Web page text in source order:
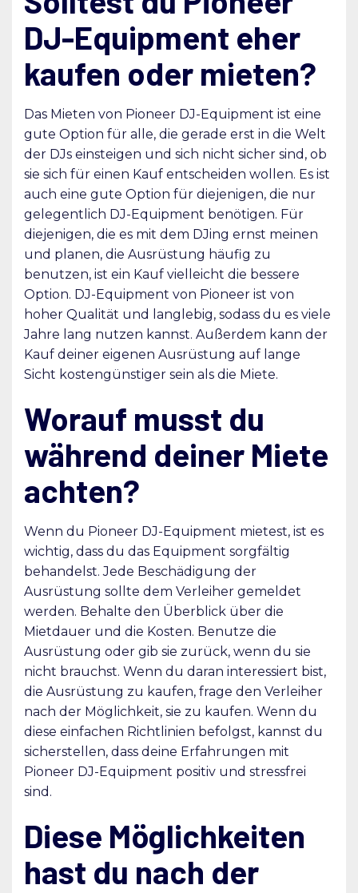
DJ-Equipment eher
kaufen oder mieten?
Das Mieten von Pioneer DJ-Equipment ist eine
gute Option für alle, die gerade erst in die Welt
der DJs einsteigen und sich nicht sicher sind, ob
sie sich für einen Kauf entscheiden wollen. Es ist
auch eine gute Option für diejenigen, die nur
gelegentlich DJ-Equipment benötigen. Für
diejenigen, die es mit dem DJing ernst meinen
und planen, die Ausrüstung häufig zu
benutzen, ist ein Kauf vielleicht die bessere
Option. DJ-Equipment von Pioneer ist von
hoher Qualität und langlebig, sodass du es viele
Jahre lang nutzen kannst. Außerdem kann der
Kauf deiner eigenen Ausrüstung auf lange
Sicht kostengünstiger sein als die Miete.
Worauf musst du
während deiner Miete
achten?
Wenn du Pioneer DJ-Equipment mietest, ist es
wichtig, dass du das Equipment sorgfältig
behandelst. Jede Beschädigung der
Ausrüstung sollte dem Verleiher gemeldet
werden. Behalte den Überblick über die
Mietdauer und die Kosten. Benutze die
Ausrüstung oder gib sie zurück, wenn du sie
nicht brauchst. Wenn du daran interessiert bist,
die Ausrüstung zu kaufen, frage den Verleiher
nach der Möglichkeit, sie zu kaufen. Wenn du
diese einfachen Richtlinien befolgst, kannst du
sicherstellen, dass deine Erfahrungen mit
Pioneer DJ-Equipment positiv und stressfrei
sind.
Diese Möglichkeiten
hast du nach der